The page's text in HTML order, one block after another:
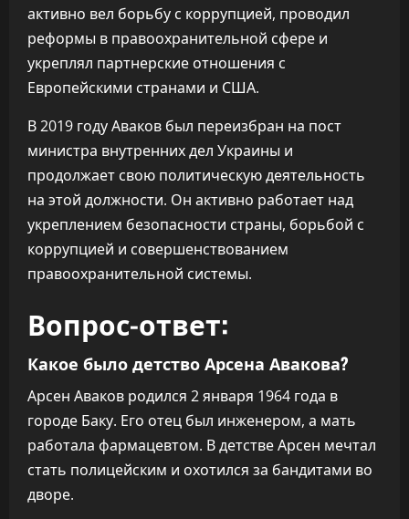
активно вел борьбу с коррупцией, проводил
реформы в правоохранительной сфере и
укреплял партнерские отношения с
Европейскими странами и США.
В 2019 году Аваков был переизбран на пост
министра внутренних дел Украины и
продолжает свою политическую деятельность
на этой должности. Он активно работает над
укреплением безопасности страны, борьбой с
коррупцией и совершенствованием
правоохранительной системы.
Вопрос-ответ:
Какое было детство Арсена Авакова?
Арсен Аваков родился 2 января 1964 года в
городе Баку. Его отец был инженером, а мать
работала фармацевтом. В детстве Арсен мечтал
стать полицейским и охотился за бандитами во
дворе.